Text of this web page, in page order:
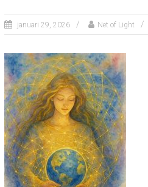
C
T
januari 29, 2026 Net of Light